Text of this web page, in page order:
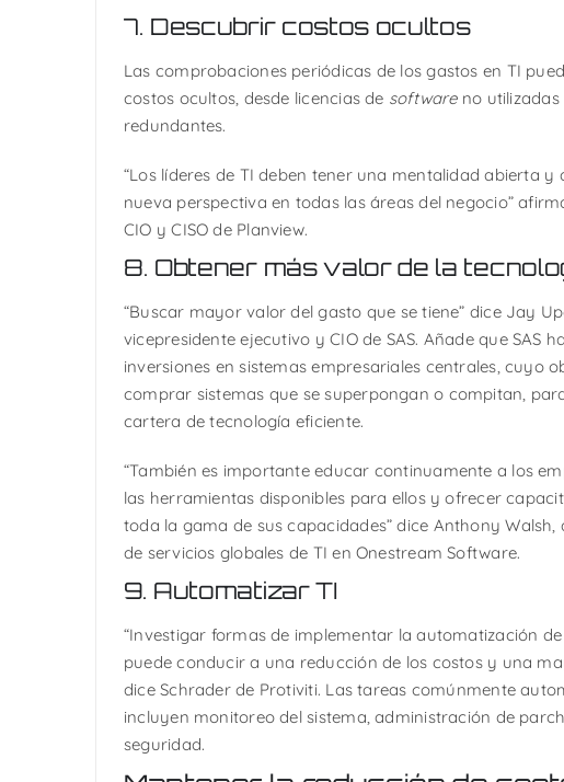
7. Descubrir costos ocultos
Las comprobaciones periódicas de los gastos en TI
costos ocultos, desde licencias de softwareno utilizadas
redundantes.
“Los líderes de TI deben tener una mentalidad abierta y
nueva perspectiva en todas las áreas del negocio”
CIO y CISO de Planview.
8. Obtener más valor de la
“Buscar mayor valor del gasto que se tiene” dice Jay
vicepresidente ejecutivo y CIO de SAS. Añade que SAS
inversiones en sistemas empresariales centrales, cuyo
comprar sistemas que se superpongan o compitan,
cartera de tecnología eficiente.
“También es importante educar continuamente a los
las herramientas disponibles para ellos y ofrecer
toda la gama de sus capacidades” dice Anthony Walsh,
de servicios globales de TI en Onestream Software.
9. Automatizar TI
“Investigar formas de implementar la automatización
puede conducir a una reducción de los costos y una
dice Schrader de Protiviti. Las tareas comúnmente
incluyen monitoreo del sistema, administración de
seguridad.